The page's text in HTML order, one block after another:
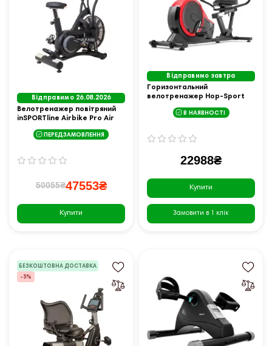
Відправимо 26.08.2026
Велотренажер повітряний
inSPORTline Airbike Pro Air
ПЕРЕДЗАМОВЛЕННЯ
50055₴47553₴
Купити
Відправимо завтра
Горизонтальний
велотренажер Hop-Sport
В НАЯВНОСТІ
22988₴
Купити
Замовити в 1 клік
БЕЗКОШТОВНА ДОСТАВКА
-5%